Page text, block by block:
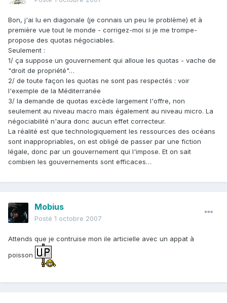
Bon, j'ai lu en diagonale (je connais un peu le problème) et à
première vue tout le monde - corrigez-moi si je me trompe-
propose des quotas négociables.
Seulement :
1/ ça suppose un gouvernement qui alloue les quotas - vache de
"droit de propriété"…
2/ de toute façon les quotas ne sont pas respectés : voir
l'exemple de la Méditerranée
3/ la demande de quotas excède largement l'offre, non
seulement au niveau macro mais également au niveau micro. La
négociabilité n'aura donc aucun effet correcteur.
La réalité est que technologiquement les ressources des océans
sont inappropriables, on est obligé de passer par une fiction
légale, donc par un gouvernement qui l'impose. Et on sait
combien les gouvernements sont efficaces…
Mobius
Posté 1 octobre 2007
Attends que je contruise mon ile articielle avec un appat à
poisson